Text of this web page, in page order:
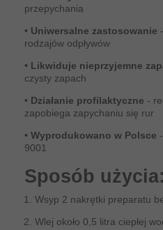
przepychania
• Uniwersalne zastosowanie
rodzajów odpływów
• Likwiduje nieprzyjemne
czysty zapach
• Działanie profilaktyczne -
zapobiega zapychaniu się rur
• Wyprodukowano w Polsce
9001
Sposób użycia:
Wsyp 2 nakrętki preparatu
Wlej około 0,5 litra ciepłej